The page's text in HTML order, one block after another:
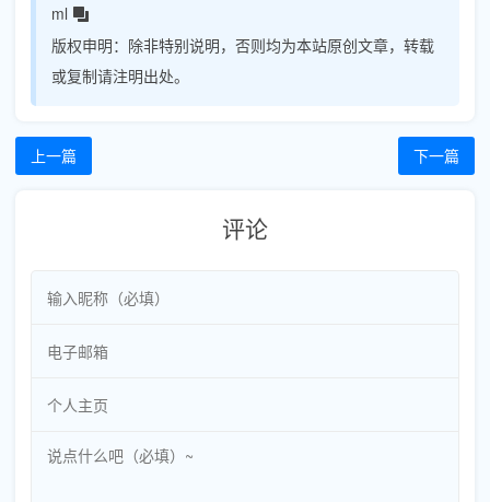
ml
版权申明： 除非特别说明，否则均为本站原创文章，转载
或复制请注明出处。
上一篇 下一篇
评论